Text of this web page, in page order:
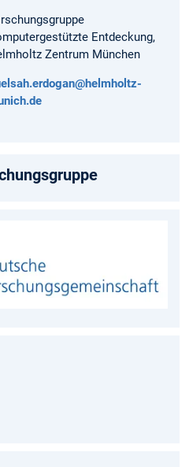
Entdeckung,
Zentrum München